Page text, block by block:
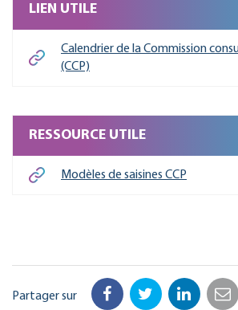
LIEN UTILE
Calendrier de la Commission
(CCP)
RESSOURCE UTILE
Modèles de saisines CCP
Partager sur Facebook
TwitterLinkedIn